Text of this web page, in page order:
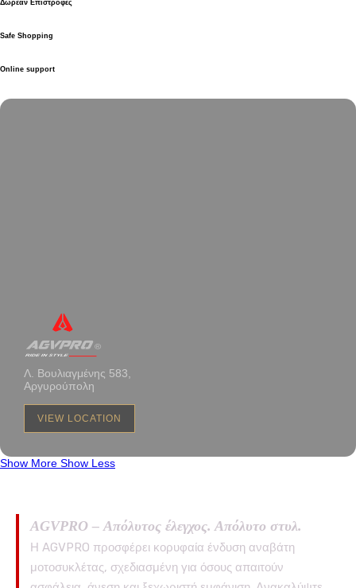
Δωρεαν Επιστροφες
Safe Shopping
Online support
Λ. Βουλιαγμένης 583,
Αργυρούπολη
VIEW LOCATION
Show More Show Less
AGVPRO – Απόλυτος έλεγχος. Απόλυτο στυλ.
Η AGVPRO προσφέρει κορυφαία ένδυση αναβάτη
μοτοσυκλέτας, σχεδιασμένη για όσους απαιτούν